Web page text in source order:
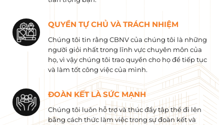
QUYỀN TỰ CHỦ VÀ TRÁCH NHIỆM
Chúng tôi tin rằng CBNV của chúng tôi là những
người giỏi nhất trong lĩnh vực chuyên môn của
họ, vì vậy chúng tôi trao quyền cho họ để tiếp tục
và làm tốt công việc của mình.
ĐOÀN KẾT LÀ SỨC MẠNH
Chúng tôi luôn hỗ trợ và thúc đẩy tập thể đi lên
bằng cách thức làm việc trong sự đoàn kết và